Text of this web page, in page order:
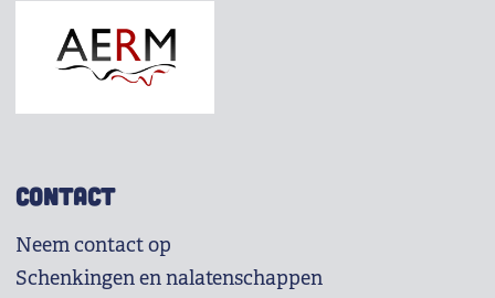
CONTACT
Neem contact op
Schenkingen en nalatenschappen